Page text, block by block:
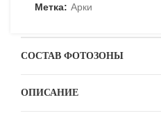
Метка: Арки
СОСТАВ ФОТОЗОНЫ
ОПИСАНИЕ